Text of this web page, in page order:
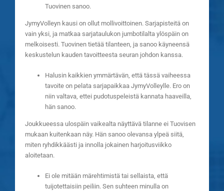
Tuovinen sanoo.
JymyVolleyn kausi on ollut mollivoittoinen. Sarjapisteitä on
vain yksi, ja matkaa sarjataulukon jumbotilalta ylöspäin on
melkoisesti. Tuovinen tietää tilanteen, ja sanoo käyneensä
keskustelun kauden tavoitteesta seuran johdon kanssa.
Halusin kaikkien ymmärtävän, että tässä vaiheessa
tavoite on pelata sarjapaikkaa JymyVolleylle. Ero on
niin valtava, ettei pudotuspeleistä kannata haaveilla,
hän sanoo.
Joukkueessa ulospäin vaikealta näyttävä tilanne ei Tuovisen
mukaan kuitenkaan näy. Hän sanoo olevansa ylpeä siitä,
miten ryhdikkäästi ja innolla jokainen harjoitusviikko
aloitetaan.
Ei ole mitään märehtimistä tai sellaista, että
tuijotettaisiin peiliin. Sen suhteen minulla on